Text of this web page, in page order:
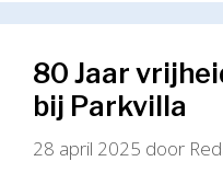
80 Jaar
bij Parkvilla
28 april 2025 door